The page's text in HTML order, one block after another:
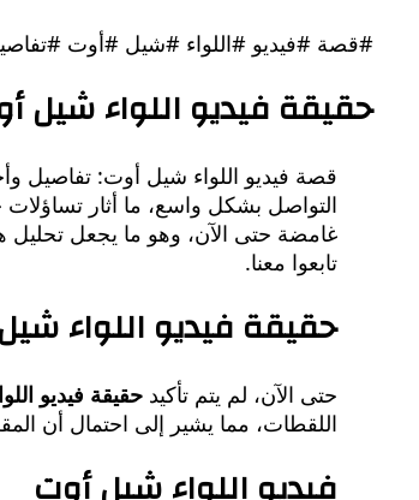
#قصة #فيديو #اللواء #شيل #أوت
حقيقة فيديو اللواء شيل
قصة فيديو اللواء شيل أوت: تفاصيل
التواصل بشكل واسع، ما أثار
غامضة حتى الآن، وهو ما يجعل تحليل
تابعوا معنا.
حقيقة فيديو اللواء
حتى الآن، لم يتم تأكيد حقيقة فيديو
اللقطات، مما يشير إلى احتمال أن